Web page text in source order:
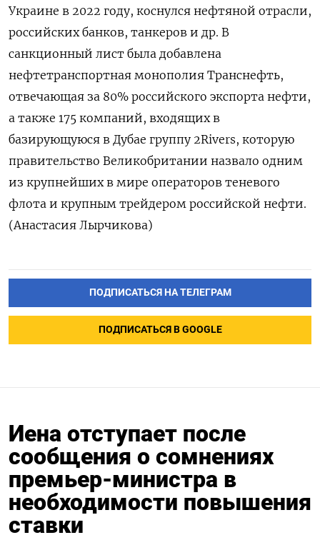
Украине в 2022 году, ​коснулся нефтяной отрасли,
⁠российских банков, танкеров и др. В
санкционный лист была добавлена
нефтетранспортная монополия Транснефть,
отвечающая ‌за 80% российского экспорта нефти,
а также 175 компаний, ‌входящих в
базирующуюся в Дубае группу 2Rivers, которую
правительство Великобритании назвало одним
из ​крупнейших в мире операторов теневого
флота и крупным ‌трейдером российской нефти.
(Анастасия Лырчикова)
ПОДПИСАТЬСЯ НА ТЕЛЕГРАМ
ПОДПИСАТЬСЯ В GOOGLE
Иена отступает после
сообщения о сомнениях
премьер-министра в
необходимости повышения
ставки